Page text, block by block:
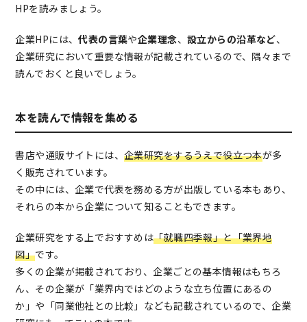
HPを読みましょう。
企業HPには、代表の言葉や企業理念、 設立からの沿革など、
企業研究において重要な情報が記載されているので、隅々まで
読んでおくと良いでしょう。
本を読んで情報を集める
書店や通販サイトには、企業研究をするうえで役立つ本が多
く販売されています。
その中には、企業で代表を務める方が出版している本もあり、
それらの本から企業について知ることもできます。
企業研究をする上でおすすめは「就職四季報」と「業界地
図」です。
多くの企業が掲載されており、企業ごとの基本情報はもちろ
ん、その企業が「業界内ではどのような立ち位置にあるの
か」や「同業他社との比較」なども記載されているので、企業